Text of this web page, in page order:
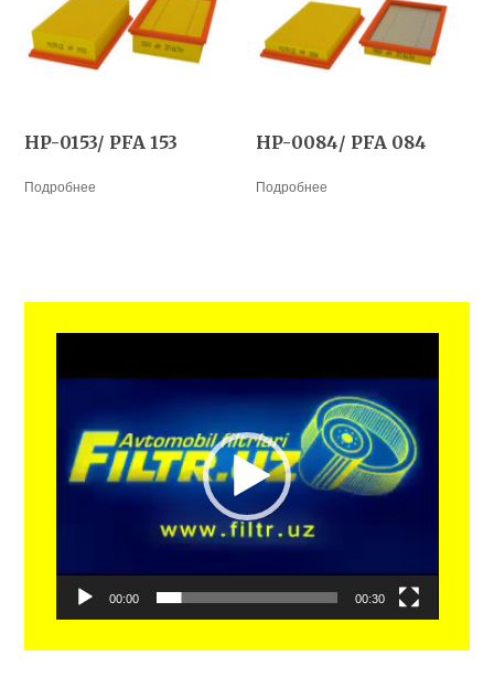
HP-0153/ PFA 153
Подробнее
HP-0084/ PFA 084
Подробнее
00:00 00:30